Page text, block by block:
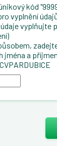
kód
vyplnění
vyplňujte
a